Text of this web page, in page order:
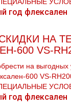
НА
600 VS-
на выгодных
600 VS-